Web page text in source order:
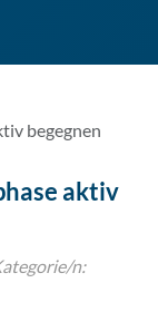
begegnen
aktiv
n: